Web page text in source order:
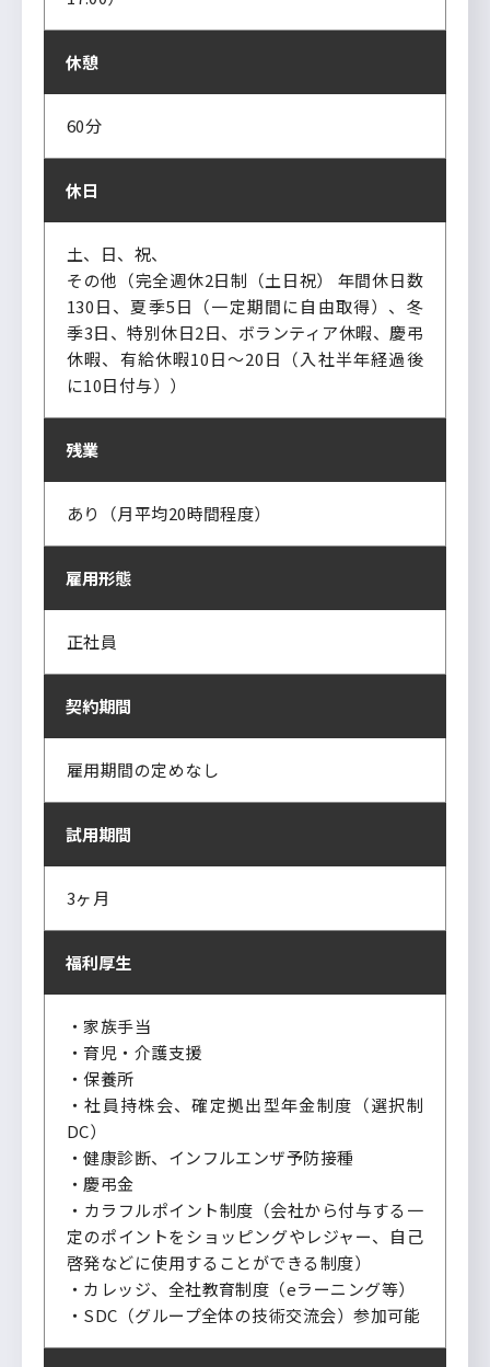
休憩
60分
休日
土、日、祝、
その他（完全週休2日制（土日祝） 年間休日数
130日、夏季5日（一定期間に自由取得）、冬
季3日、特別休日2日、ボランティア休暇、慶弔
休暇、有給休暇10日～20日（入社半年経過後
に10日付与））
残業
あり（月平均20時間程度）
雇用形態
正社員
契約期間
雇用期間の定めなし
試用期間
3ヶ月
福利厚生
・家族手当
・育児・介護支援
・保養所
・社員持株会、確定拠出型年金制度（選択制
DC）
・健康診断、インフルエンザ予防接種
・慶弔金
・カラフルポイント制度（会社から付与する一
定のポイントをショッピングやレジャー、自己
啓発などに使用することができる制度）
・カレッジ、全社教育制度（eラーニング等）
・SDC（グループ全体の技術交流会）参加可能